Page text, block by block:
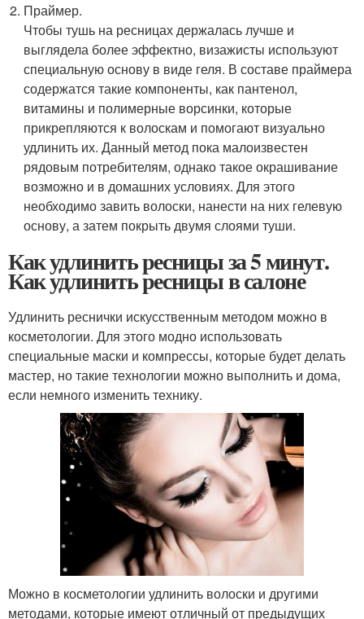
Праймер.
Чтобы тушь на ресницах держалась лучше и
выглядела более эффектно, визажисты используют
специальную основу в виде геля. В составе праймера
содержатся такие компоненты, как пантенол,
витамины и полимерные ворсинки, которые
прикрепляются к волоскам и помогают визуально
удлинить их. Данный метод пока малоизвестен
рядовым потребителям, однако такое окрашивание
возможно и в домашних условиях. Для этого
необходимо завить волоски, нанести на них гелевую
основу, а затем покрыть двумя слоями туши.
Как удлинить ресницы за 5 минут.
Как удлинить ресницы в салоне
Удлинить реснички искусственным методом можно в
косметологии. Для этого модно использовать
специальные маски и компрессы, которые будет делать
мастер, но такие технологии можно выполнить и дома,
если немного изменить технику.
Можно в косметологии удлинить волоски и другими
методами, которые имеют отличный от предыдущих